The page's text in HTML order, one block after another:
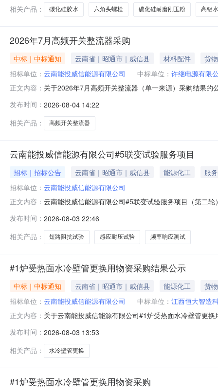
相关产品： 碳化硅胶水 六角头螺栓 碳化硅耐磨刚玉粉 高铝
2026年7月高频开关整流器采购
中标｜中标通知 云南省｜昭通市｜威信县 材料配件
货物
招标单位： 云南能投威信能源有限公司 中标单位： 许继电源有限
正文内容： 关于2026年7月高频开关整流器（单一来源）采购结果
结束后如未收到异议反馈，则以排名第一的成交候选人
云南省昭通市威信县麟
发布时间： 2026-08-04 14:22
相关产品：
高频开关整流器
云南能投威信能源有限公司#5联变试验服务项目
招标｜招标公告 云南省｜昭通市｜威信县 能源化工
服务
招标单位： 云南能投威信能源有限公司
正文内容： 云南能投威信能源有限公司#5联变试验服务项目（第二
公司#5联变试验服务项目。1.3项目内容和范围：报价方
司#5联变试验服务项目技术规
发布时间： 2026-08-03 22:46
相关产品：
短路阻抗试验 感应耐压试验 频率响应测试
#1炉受热面水冷壁管更换用物资采购结果公示
中标｜中标通知 云南省｜昭通市｜威信县 能源化工
货物
招标单位： 云南能投威信能源有限公司 中标单位： 江西恒大智造
正文内容： 关于云南能投威信能源有限公司#1炉受热面水冷壁管更
材料科技有限公司，报价：人民币1309200.00元（含税
馈，逾
发布时间： 2026-08-03 13:53
相关产品：
水冷壁管更换
#1炉受热面水冷壁管更换用物资采购